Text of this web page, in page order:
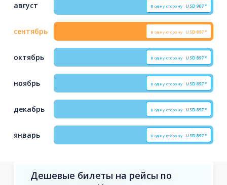
август В одну сторону USD 907*
сентябрь В одну сторону USD 897*
октябрь В одну сторону USD 897*
ноябрь В одну сторону USD 897*
декабрь В одну сторону USD 897*
январь В одну сторону USD 897*
Дешевые билеты на рейсы по